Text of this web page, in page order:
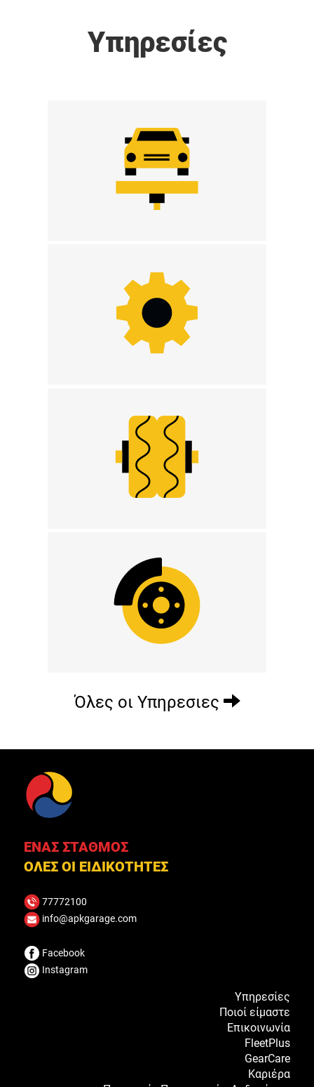
Υπηρεσίες
Όλες οι Υπηρεσιες
ΕΝΑΣ ΣΤΑΘΜΟΣ
ΟΛΕΣ ΟΙ ΕΙ∆ΙΚΟΤΗΤΕΣ
77772100
info@apkgarage.com
Facebook
Instagram
Υπηρεσίες
Ποιοί είμαστε
Επικοινωνία
FleetPlus
GearCare
Καριέρα